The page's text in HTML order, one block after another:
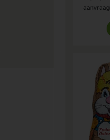
aanvraag